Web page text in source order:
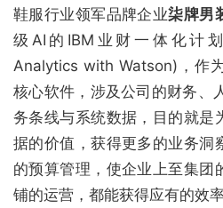
鞋服行业领军品牌企业柒牌男
级AI的IBM业财一体化计
Analytics with Watson)，作
核心软件，涉及公司的财务、
务条线与系统数据，目的就是
据的价值，获得更多的业务洞
的预算管理，使企业上至集团
铺的运营，都能获得应有的效率